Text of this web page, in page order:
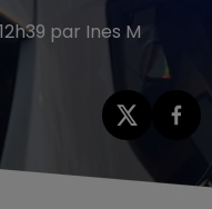
par Ines M